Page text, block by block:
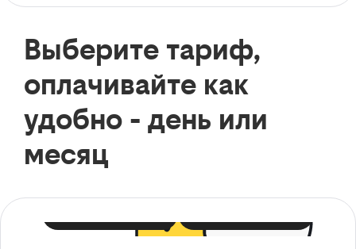
Выберите тариф,
оплачивайте как
удобно - день или
месяц